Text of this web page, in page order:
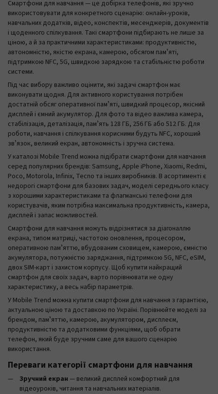
Смартфони для навчання — це добірка телефонів, які зручно
використовувати для конкретного сценарію: онлайн-уроків,
навчальних додатків, відео, конспектів, месенджерів, документів
і щоденного спілкування. Такі смартфони підбирають не лише за
ціною, а й за практичними характеристиками: продуктивністю,
автономністю, якістю екрана, камерою, обсягом памʼяті,
підтримкою NFC, 5G, швидкою зарядкою та стабільністю роботи
системи.
Під час вибору важливо оцінити, які задачі смартфон має
виконувати щодня. Для активного користування потрібен
достатній обсяг оперативної памʼяті, швидкий процесор, якісний
дисплей і ємний акумулятор. Для фото та відео важлива камера,
стабілізація, деталізація, памʼять 128 ГБ, 256 ГБ або 512 ГБ. Для
роботи, навчання і спілкування корисними будуть NFC, хороший
звʼязок, великий екран, автономність і зручна система.
У каталозі Mobile Trend можна підібрати смартфони для навчання
серед популярних брендів: Samsung, Apple iPhone, Xiaomi, Redmi,
Poco, Motorola, Infinix, Tecno та інших виробників. В асортименті є
недорогі смартфони для базових задач, моделі середнього класу
з хорошими характеристиками та флагманські телефони для
користувачів, яким потрібна максимальна продуктивність, камера,
дисплей і запас можливостей.
Смартфони для навчання можуть відрізнятися за діагоналлю
екрана, типом матриці, частотою оновлення, процесором,
оперативною памʼяттю, вбудованим сховищем, камерою, ємністю
акумулятора, потужністю заряджання, підтримкою 5G, NFC, eSIM,
двох SIM-карт і захистом корпусу. Щоб купити найкращий
смартфон для своїх задач, варто порівнювати не одну
характеристику, а весь набір параметрів.
У Mobile Trend можна купити смартфони для навчання з гарантією,
актуальною ціною та доставкою по Україні. Порівнюйте моделі за
брендом, памʼяттю, камерою, акумулятором, дисплеєм,
продуктивністю та додатковими функціями, щоб обрати
телефон, який буде зручним саме для вашого сценарію
використання.
Переваги категорії смартфони для навчання
Зручний екран — великий дисплей комфортний для
відеоуроків, читання та навчальних матеріалів.